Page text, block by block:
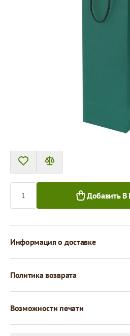
11 x 11 x 40 cm
Добавить В
Информация о доставке
Политика возврата
Возможности печати